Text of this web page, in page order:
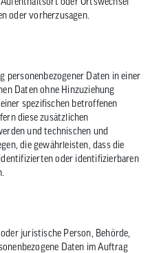
oder vorherzusagen.
personenbezogener Daten in einer
Daten ohne Hinzuziehung
spezifischen betroffenen
diese zusätzlichen
und technischen und
die gewährleisten, dass die
oder identifizierbaren
juristische Person, Behörde,
Daten im Auftrag